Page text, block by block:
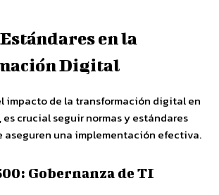
en la
Digital
impacto de la transformación digital en
crucial seguir normas y estándares
aseguren una implementación efectiva.
Gobernanza de TI